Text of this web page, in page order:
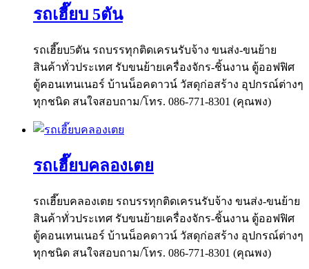
รถเฮี๊ยบ 5ตัน
รถเฮี๊ยบ5ตัน รถบรรทุกติดเครนรับจ้าง ขนส่ง-ขนย้าย
สินค้าทั่วประเทศ รับขนย้ายเครื่องจักร-ชิ้นงาน ตู้ออฟฟิศ
ตู้คอนเทนเนอร์ บ้านน็อคดาวน์ วัสดุก่อสร้าง อุปกรณ์ต่างๆ
ทุกชนิด สนใจสอบถาม/โทร. 086-771-8301 (คุณพง)
รถเฮี๊ยบคลองเตย
รถเฮี๊ยบคลองเตย รถบรรทุกติดเครนรับจ้าง ขนส่ง-ขนย้าย
สินค้าทั่วประเทศ รับขนย้ายเครื่องจักร-ชิ้นงาน ตู้ออฟฟิศ
ตู้คอนเทนเนอร์ บ้านน็อคดาวน์ วัสดุก่อสร้าง อุปกรณ์ต่างๆ
ทุกชนิด สนใจสอบถาม/โทร. 086-771-8301 (คุณพง)